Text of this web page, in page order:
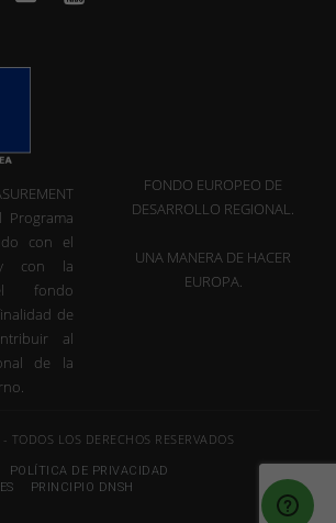
Programa
con el
con la
fondo
de
al
de la
FONDO EUROPEO DE
DESARROLLO REGIONAL.
UNA MANERA DE HACER
EUROPA.
LOS DERECHOS RESERVADOS
POLÍTICA DE PRIVACIDAD
PRINCIPIO DNSH